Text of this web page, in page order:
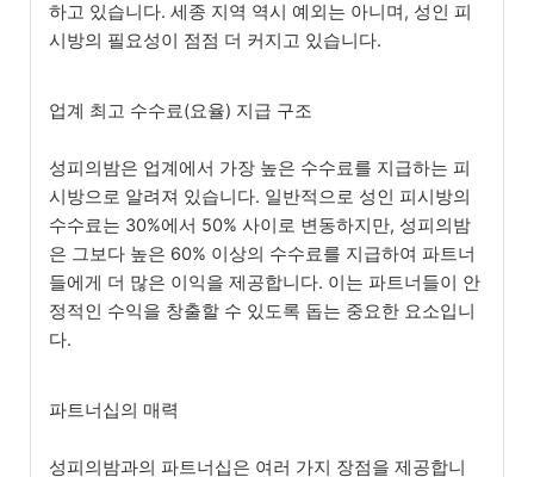
하고 있습니다. 세종 지역 역시 예외는 아니며, 성인 피
시방의 필요성이 점점 더 커지고 있습니다.
업계 최고 수수료(요율) 지급 구조
성피의밤은 업계에서 가장 높은 수수료를 지급하는 피
시방으로 알려져 있습니다. 일반적으로 성인 피시방의
수수료는 30%에서 50% 사이로 변동하지만, 성피의밤
은 그보다 높은 60% 이상의 수수료를 지급하여 파트너
들에게 더 많은 이익을 제공합니다. 이는 파트너들이 안
정적인 수익을 창출할 수 있도록 돕는 중요한 요소입니
다.
파트너십의 매력
성피의밤과의 파트너십은 여러 가지 장점을 제공합니